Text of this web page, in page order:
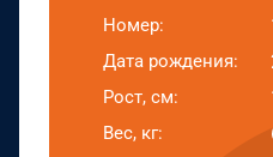
Номер:
Дата рождения:
Рост, см:
Вес, кг: